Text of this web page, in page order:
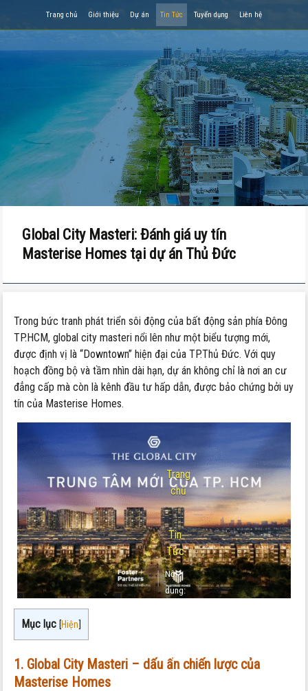
Trang chủ Giới thiệu Dự án Tin Tức Tuyển dụng Liên hệ
Trang
chủ
-
Tin
Tức
Nội
dung:
Đánh
giá
Global City Masteri: Đánh giá uy tín
Masterise Homes tại dự án Thủ Đức
Trong bức tranh phát triển sôi động của bất động sản phía Đông
TP.HCM, global city masteri nổi lên như một biểu tượng mới,
được định vị là “Downtown” hiện đại của TP.Thủ Đức. Với quy
hoạch đồng bộ và tầm nhìn dài hạn, dự án không chỉ là nơi an cư
đẳng cấp mà còn là kênh đầu tư hấp dẫn, được bảo chứng bởi uy
tín của Masterise Homes.
Mục lục [Hiện]
1. Global City Masteri – dấu ấn chiến lược của
Masterise Homes